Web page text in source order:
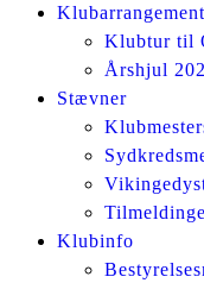
Klubtur til
Årshjul
Stævner
Klubinfo